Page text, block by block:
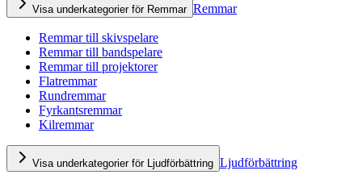
Visa underkategorier för Remmar Remmar
Remmar till skivspelare
Remmar till bandspelare
Remmar till projektorer
Flatremmar
Rundremmar
Fyrkantsremmar
Kilremmar
Visa underkategorier för Ljudförbättring Ljudförbättring